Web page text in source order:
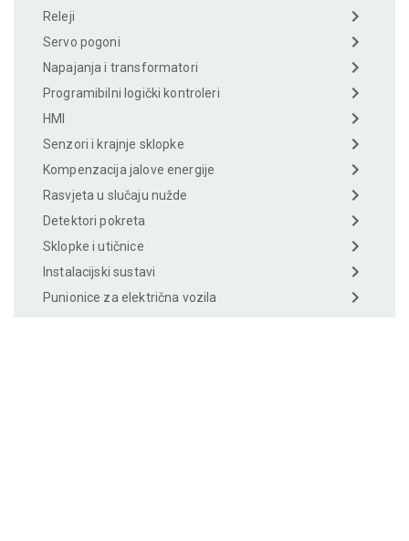
Releji
Servo pogoni
Napajanja i transformatori
Programibilni logički kontroleri
HMI
Senzori i krajnje sklopke
Kompenzacija jalove energije
Rasvjeta u slučaju nužde
Detektori pokreta
Sklopke i utičnice
Instalacijski sustavi
Punionice za električna vozila